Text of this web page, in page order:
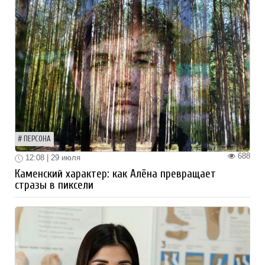
ПЕРСОНА
688
12:08 | 29 июля
Каменский характер: как Алёна превращает
стразы в пиксели